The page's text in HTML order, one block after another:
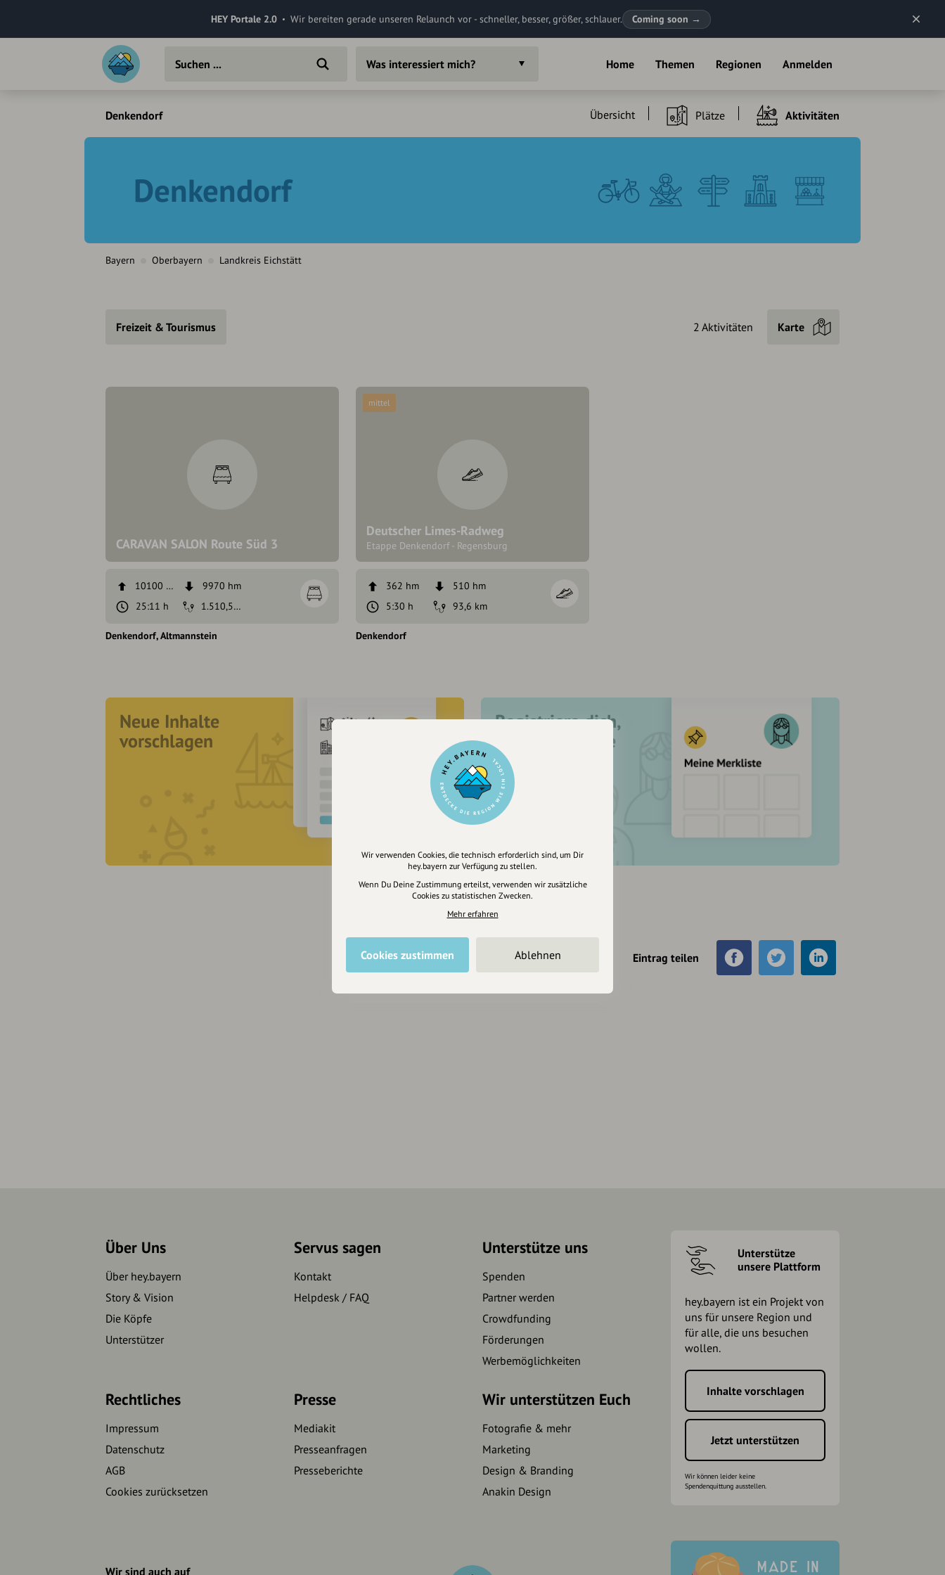
HEY Portale 2.0 Wir bereiten gerade unseren Relaunch vor - schneller, besser, größer, schlauer. Coming soon →
Home Themen Regionen Anmelden
Was interessiert mich?
Denkendorf Übersicht Plätze Aktivitäten
Denkendorf
Bayern Oberbayern Landkreis Eichstätt
Freizeit & Tourismus 2 Aktivitäten Karte
CARAVAN SALON Route Süd 3
10100 hm
9970 hm
25:11 h
1.510,5 km
Denkendorf Altmannstein
Deutscher Limes-Radweg
Etappe Denkendorf - Regensburg
mittel
362 hm
510 hm
5:30 h
93,6 km
Denkendorf
Neue Inhalte
vorschlagen
Registriere dich,
um dir Einträge
zu merken
Eintrag teilen
Über Uns
Über hey.bayern
Story & Vision
Die Köpfe
Unterstützer
Servus sagen
Kontakt
Helpdesk / FAQ
Unterstütze uns
Spenden
Partner werden
Crowdfunding
Förderungen
Werbemöglichkeiten
Rechtliches
Impressum
Datenschutz
AGB
Cookies zurücksetzen
Presse
Mediakit
Presseanfragen
Presseberichte
Wir unterstützen Euch
Fotografie & mehr
Marketing
Design & Branding
Anakin Design
Unterstütze
unsere Plattform
hey.bayern ist ein Projekt von
uns für unsere Region und
für alle, die uns besuchen
wollen.
Inhalte vorschlagen
Jetzt unterstützen
Wir können leider keine
Spendenquittung ausstellen.
Wir sind auch auf
Wir verwenden Cookies, die technisch erforderlich sind, um Dir
hey.bayern zur Verfügung zu stellen.
Wenn Du Deine Zustimmung erteilst, verwenden wir zusätzliche
Cookies zu statistischen Zwecken.
Mehr erfahren
Cookies zustimmen Ablehnen